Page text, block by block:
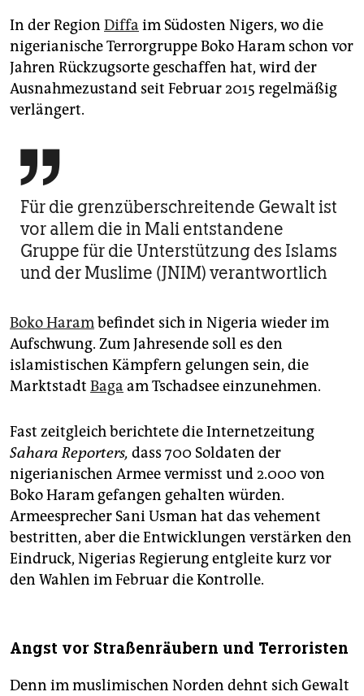
In der Region Diffa im Südosten Nigers, wo die
nigerianische Terrorgruppe Boko Haram schon vor
Jahren Rückzugsorte geschaffen hat, wird der
Ausnahmezustand seit Februar 2015 regelmäßig
verlängert.

Für die grenzüberschreitende Gewalt ist
vor allem die in Mali entstandene
Gruppe für die Unterstützung des Islams
und der Muslime (JNIM) verantwortlich
Boko Harambefindet sich in Nigeria wieder im
Aufschwung. Zum Jahresende soll es den
islamistischen Kämpfern gelungen sein, die
Marktstadt Baga am Tschadsee einzunehmen.
Fast zeitgleich berichtete die Internetzeitung
Sahara Reporters, dass 700 Soldaten der
nigerianischen Armee vermisst und 2.000 von
Boko Haram gefangen gehalten würden.
Armeesprecher Sani Usman hat das vehement
bestritten, aber die Entwicklungen verstärken den
Eindruck, Nigerias Regierung entgleite kurz vor
den Wahlen im Februar die Kontrolle.
Angst vor Straßenräubern und Terroristen
Denn im muslimischen Norden dehnt sich Gewalt